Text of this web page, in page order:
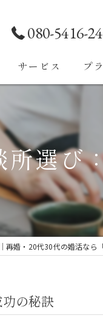
080-5416-
サービス
ご入会・ご入会後の流れ
プ
選び
婚・20代30代の婚活なら「
の秘訣